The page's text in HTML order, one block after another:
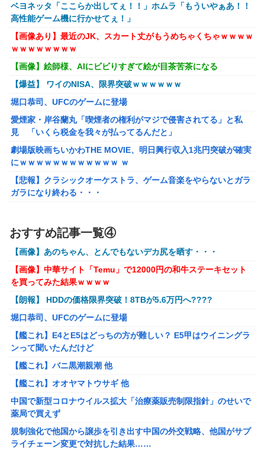
を減らすチート技が発覚ｗｗｗ
【動画】大阪府警に射殺されたオッサン、めちゃめちゃ苦し
そうに死ぬ
【悲報】黒人、卑怯すぎて炎上するｗｗｗｗ
【画像】井口裕香(36)、タンクトップがはち切れそうなくら
いデカイｗｗｗｗｗｗｗｗｗｗｗ
【画像】 AI「写真の背景削除？ガンプラの箱追加しといて
あげよ????」
【ホロライブ】アキロゼ、映画をきっかけに「ちいかわ」に
す」
【FF16】 「ファイナルファンタジー16」発売日が6/22に決
定＆最新PV公開！思ったより発売早い…もう半年後か！
の？
メトロイドプライム4 新品が2999円に…
百合子「隣に座る貴女」【ミリマス】
【VTuber】Google Play「選抜！推しナイン発表会」出演
者発表！『にじだけと思ってたけど座長と除夜のケツおるや
んけ』
『ほの暮しの庭』Switch2版 21,965本、Switch版 12,458本
ベヨネッタ「ここらか出してぇ！！」ホムラ「もういやぁあ！！
高性能ゲーム機に行かせてぇ！」
【画像あり】最近のJK、スカート丈がもうめちゃくちゃｗｗｗｗ
ｗｗｗｗｗｗｗｗ
【画像】絵師様、AIにビビりすぎて絵が目茶苦茶になる
【爆益】 ワイのNISA、限界突破ｗｗｗｗｗｗ
堀口恭司、UFCのゲームに登場
愛煙家・岸谷蘭丸「喫煙者の権利がマジで侵害されてる」と私
見 「いくら税金を我々が払ってるんだと」
劇場版映画ちいかわTHE MOVIE、明日興行収入1兆円突破が確実
にｗｗｗｗｗｗｗｗｗｗｗｗ ｗ
【悲報】クラシックオーケストラ、ゲーム音楽をやらないとガラ
ガラになり終わる・・・
【アークナイツ】Cutiesシリーズ「アンジェリーナ」「テキー
ラ」デフォルメフィギュア【予約開始】
【アズールレーン】グッスマ上海「大鳳：プライベート・クォー
ターズVer.」フィギュア【原型公開】
【ガンダムSEED】バンプレスト「ラクス・クライン」「カガ
リ・ユラ・アスハ」プライズフィギュア【彩色原型公開】
【艦これ】E4とE5はどっちの方が難しい？ E5甲はウイニングラ
ンって聞いたんだけど
【艦これ】バニ黒潮親潮 他
【艦これ】オオヤマトウサギ 他
【悲報】アメリカで今も続いてる近親相姦の一族がやばすぎる
【悲報】高市政権「永住許可厳格化するわ」外国人さん「もう日
本ええわ…」
【画像あり】えっ、ワイ氏の「貯金」・・・多すぎ・・・？
おすすめ記事一覧④
【画像】あのちゃん、とんでもないデカ尻を晒す・・・
【画像】中華サイト「Temu」で12000円の和牛ステーキセット
を買ってみた結果ｗｗｗｗ
【朗報】 HDDの価格限界突破！8TBが5.6万円へ????
堀口恭司、UFCのゲームに登場
【艦これ】E4とE5はどっちの方が難しい？ E5甲はウイニングラ
ンって聞いたんだけど
【艦これ】バニ黒潮親潮 他
【艦これ】オオヤマトウサギ 他
中国で新型コロナウイルス拡大「治療薬販売制限指針」のせいで
薬局で買えず
規制強化で他国から譲歩を引き出す中国の外交戦略、他国がサプ
ライチェーン変更で対抗した結果……